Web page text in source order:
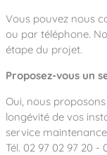
Vous pouvez nous
ou par téléphone.
étape du projet.
Proposez-vous un
Oui, nous
longévité de vos
service
Tél. 02 97 02 97 20 -